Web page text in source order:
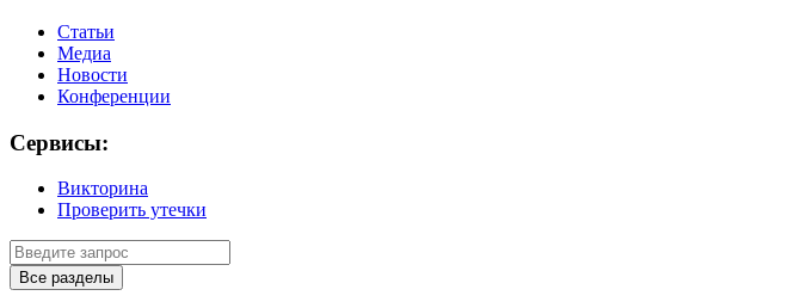
Статьи
Медиа
Новости
Конференции
Сервисы:
Викторина
Проверить утечки
Все разделы